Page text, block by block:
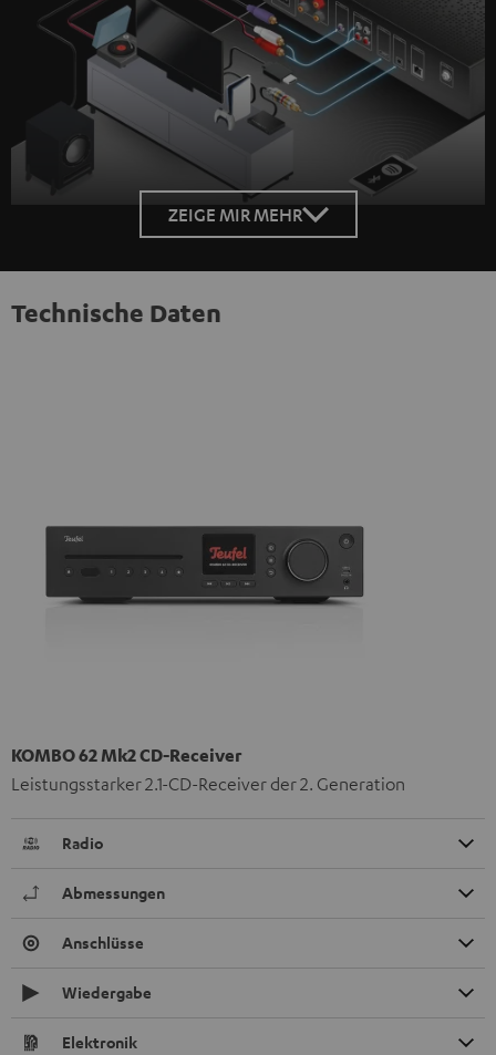
ZEIGE MIR MEHR
Technische Daten
KOMBO 62 Mk2 CD-Receiver
Leistungsstarker 2.1-CD-Receiver der 2. Generation
Radio
Abmessungen
Anschlüsse
Wiedergabe
Elektronik